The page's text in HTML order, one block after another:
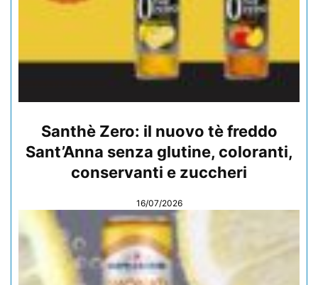
Santhè Zero: il nuovo tè freddo
Sant’Anna senza glutine, coloranti,
conservanti e zuccheri
16/07/2026